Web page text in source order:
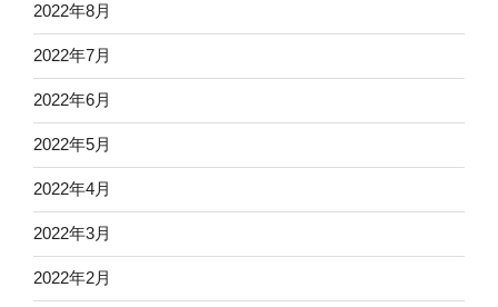
2022年8月
2022年7月
2022年6月
2022年5月
2022年4月
2022年3月
2022年2月